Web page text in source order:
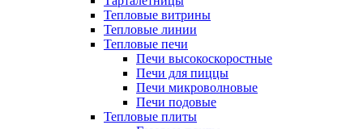
Тепловые витрины
Тепловые линии
Тепловые печи
Печи высокоскоростные
Печи для пиццы
Печи микроволновые
Печи подовые
Тепловые плиты